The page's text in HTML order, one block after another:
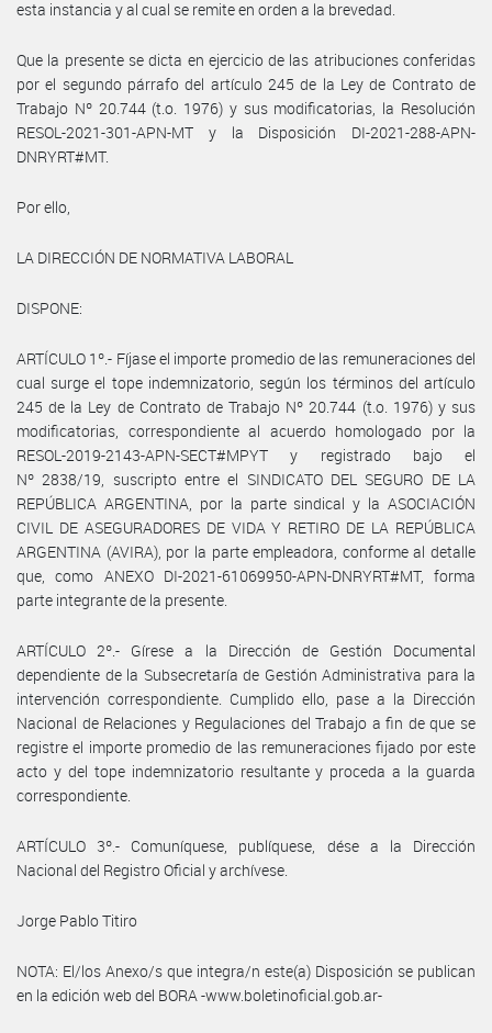
esta instancia y al cual se remite en orden a la brevedad.
Que la presente se dicta en ejercicio de las atribuciones conferidas
por el segundo párrafo del artículo 245 de la Ley de Contrato de
Trabajo Nº 20.744 (t.o. 1976) y sus modificatorias, la Resolución
RESOL-2021-301-APN-MT y la Disposición DI-2021-288-APN-
DNRYRT#MT.
Por ello,
LA DIRECCIÓN DE NORMATIVA LABORAL
DISPONE:
ARTÍCULO 1º.- Fíjase el importe promedio de las remuneraciones del
cual surge el tope indemnizatorio, según los términos del artículo
245 de la Ley de Contrato de Trabajo Nº 20.744 (t.o. 1976) y sus
modificatorias, correspondiente al acuerdo homologado por la
RESOL-2019-2143-APN-SECT#MPYT y registrado bajo el
Nº 2838/19, suscripto entre el SINDICATO DEL SEGURO DE LA
REPÚBLICA ARGENTINA, por la parte sindical y la ASOCIACIÓN
CIVIL DE ASEGURADORES DE VIDA Y RETIRO DE LA REPÚBLICA
ARGENTINA (AVIRA), por la parte empleadora, conforme al detalle
que, como ANEXO DI-2021-61069950-APN-DNRYRT#MT, forma
parte integrante de la presente.
ARTÍCULO 2º.- Gírese a la Dirección de Gestión Documental
dependiente de la Subsecretaría de Gestión Administrativa para la
intervención correspondiente. Cumplido ello, pase a la Dirección
Nacional de Relaciones y Regulaciones del Trabajo a fin de que se
registre el importe promedio de las remuneraciones fijado por este
acto y del tope indemnizatorio resultante y proceda a la guarda
correspondiente.
ARTÍCULO 3º.- Comuníquese, publíquese, dése a la Dirección
Nacional del Registro Oficial y archívese.
Jorge Pablo Titiro
NOTA: El/los Anexo/s que integra/n este(a) Disposición se publican
en la edición web del BORA -www.boletinoficial.gob.ar-